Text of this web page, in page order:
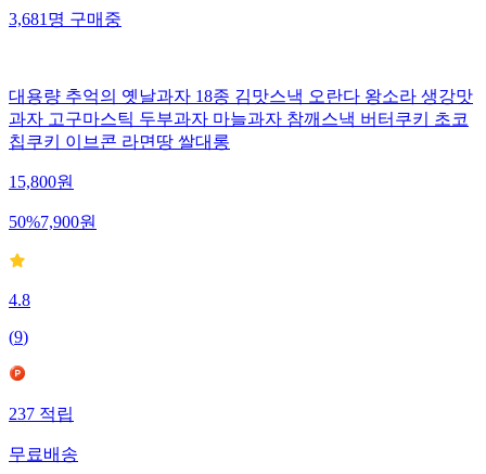
3,681명구매중
대용량 추억의 옛날과자 18종 김맛스낵 오란다 왕소라 생강맛
과자 고구마스틱 두부과자 마늘과자 참깨스낵 버터쿠키 초코
칩쿠키 이브콘 라면땅 쌀대롱
15,800원
50%7,900원
4.8
(9)
237적립
무료배송